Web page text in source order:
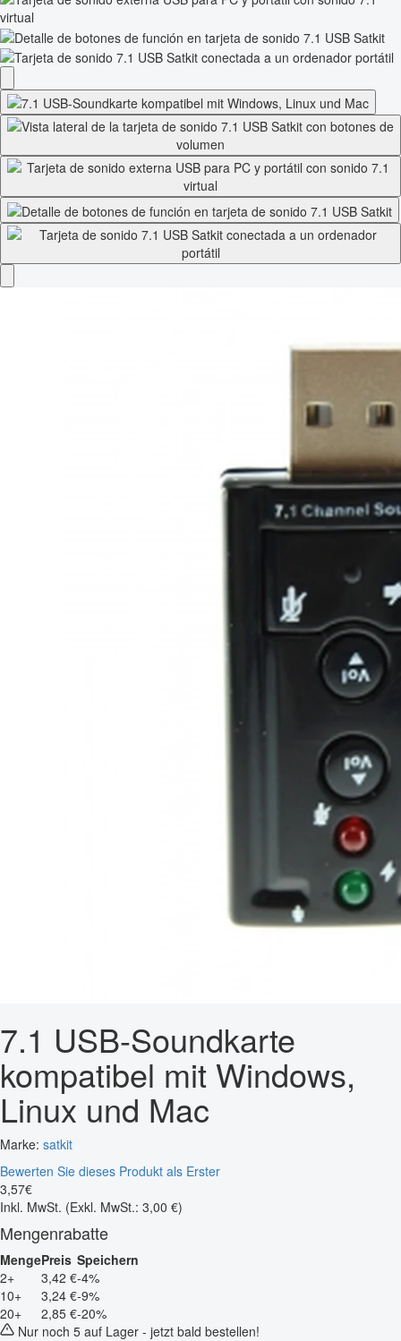
7.1 USB-Soundkarte
kompatibel mit Windows,
Linux und Mac
Marke: satkit
Bewerten Sie dieses Produkt als Erster
3,57€
Inkl. MwSt. (Exkl. MwSt.: 3,00 €)
Mengenrabatte
MengePreis Speichern
2+
3,42 €-4%
10+
3,24 €-9%
20+
2,85 €-20%
Nur noch 5 auf Lager - jetzt bald bestellen!